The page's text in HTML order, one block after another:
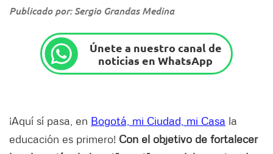
Publicado por: Sergio Grandas Medina
Únete a nuestro canal de
noticias en WhatsApp
¡Aquí sí pasa, en Bogotá, mi Ciudad, mi Casa la
educación es primero! Con el objetivo de fortalecer